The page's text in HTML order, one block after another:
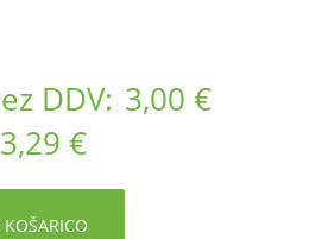
DDV: 3,00 €
3,29 €
KOŠARICO